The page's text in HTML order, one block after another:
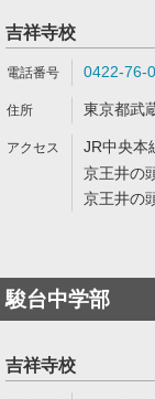
吉祥寺校
0422-76-
東京都武
JR中央本
京王井の
京王井の
駿台中学部
吉祥寺校